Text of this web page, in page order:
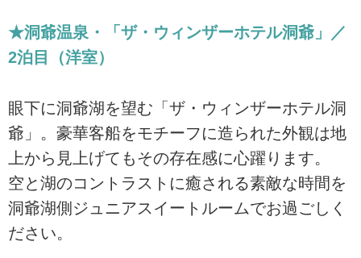
★洞爺温泉・「ザ・ウィンザーホテル洞爺」／
2泊目（洋室）
眼下に洞爺湖を望む「ザ・ウィンザーホテル洞
爺」。豪華客船をモチーフに造られた外観は地
上から見上げてもその存在感に心躍ります。
空と湖のコントラストに癒される素敵な時間を
洞爺湖側ジュニアスイートルームでお過ごしく
ださい。